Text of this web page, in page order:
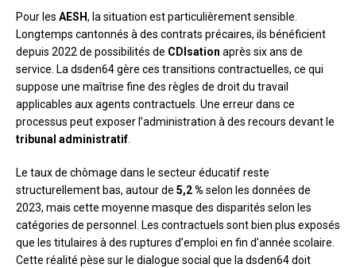
Pour les AESH, la situation est particulièrement sensible.
Longtemps cantonnés à des contrats précaires, ils bénéficient
depuis 2022 de possibilités de CDIsation après six ans de
service. La dsden64 gère ces transitions contractuelles, ce qui
suppose une maîtrise fine des règles de droit du travail
applicables aux agents contractuels. Une erreur dans ce
processus peut exposer l’administration à des recours devant le
tribunal administratif.
Le taux de chômage dans le secteur éducatif reste
structurellement bas, autour de 5,2 % selon les données de
2023, mais cette moyenne masque des disparités selon les
catégories de personnel. Les contractuels sont bien plus exposés
que les titulaires à des ruptures d’emploi en fin d’année scolaire.
Cette réalité pèse sur le dialogue social que la dsden64 doit